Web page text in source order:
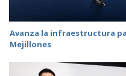
Avanza la infraestructura
Mejillones